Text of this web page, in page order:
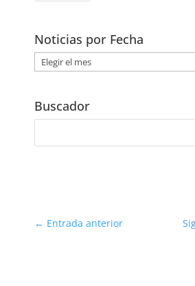
Noticias por Fecha
Noticias
por
Buscador
← Entrada anterior